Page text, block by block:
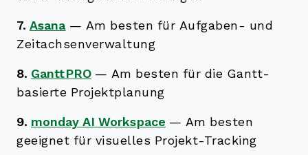
7. Asana — Am besten für Aufgaben- und
Zeitachsenverwaltung
8. GanttPRO — Am besten für die Gantt-
basierte Projektplanung
9. monday AI Workspace — Am besten
geeignet für visuelles Projekt-Tracking